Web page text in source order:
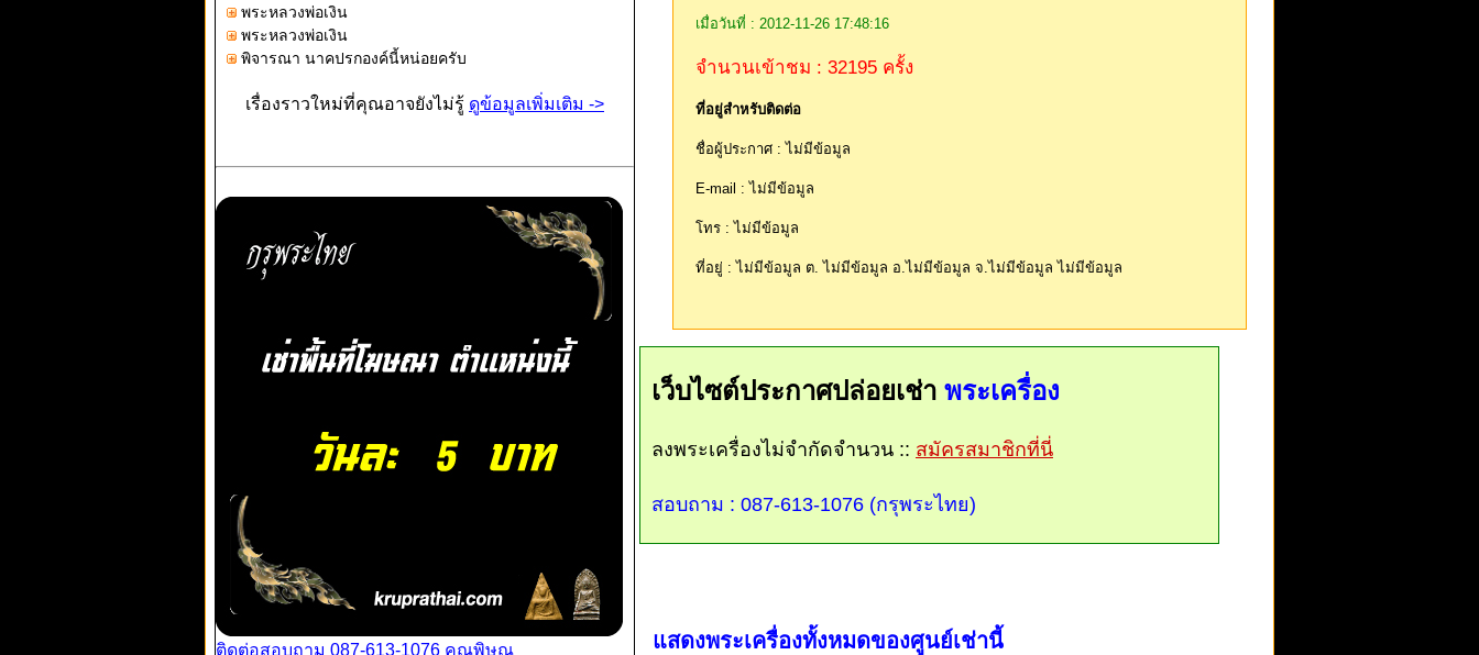
พระหลวงพ่อเงิน
พระหลวงพ่อเงิน
พิจารณา นาคปรกองค์นี้หน่อยครับ
เรื่องราวใหม่ที่คุณอาจยังไม่รู้ ดูข้อมูลเพิ่มเติม ->
ติดต่อสอบถาม 087-613-1076 คุณพิษณุ
เมื่อวันที่ : 2012-11-26 17:48:16
จำนวนเข้าชม : 32195 ครั้ง
ที่อยู่สำหรับติดต่อ
ชื่อผู้ประกาศ : ไม่มีข้อมูล
E-mail : ไม่มีข้อมูล
โทร : ไม่มีข้อมูล
ที่อยู่ : ไม่มีข้อมูล ต. ไม่มีข้อมูล อ.ไม่มีข้อมูล จ.ไม่มีข้อมูล ไม่มีข้อมูล
เว็บไซต์ประกาศปล่อยเช่า พระเครื่อง
ลงพระเครื่องไม่จำกัดจำนวน :: สมัครสมาชิกที่นี่
สอบถาม : 087-613-1076 (กรุพระไทย)
แสดงพระเครื่องทั้งหมดของศูนย์เช่านี้